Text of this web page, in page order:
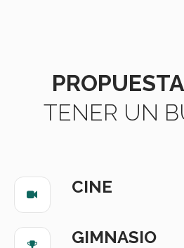
TENER UN
CINE
GIMNASIO